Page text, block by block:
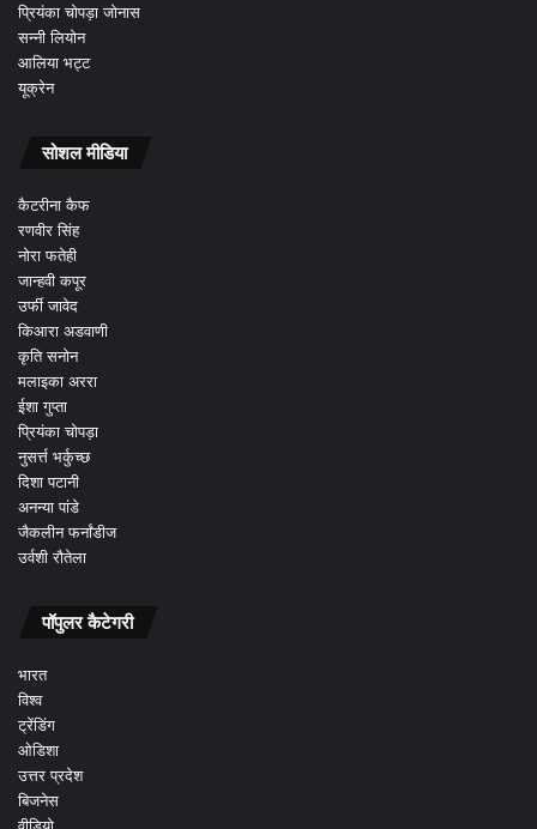
प्रियंका चोपड़ा जोनास
सन्नी लियोन
आलिया भट्ट
यूक्रेन
सोशल मीडिया
कैटरीना कैफ
रणवीर सिंह
नोरा फतेही
जान्हवी कपूर
उर्फी जावेद
किआरा अडवाणी
कृति सनोन
मलाइका अररा
ईशा गुप्ता
प्रियंका चोपड़ा
नुसर्त्त भर्कुच्छ
दिशा पटानी
अनन्या पांडे
जैकलीन फर्नांडीज
उर्वशी रौतेला
पॉपुलर कैटेगरी
भारत
विश्व
ट्रेंडिंग
ओडिशा
उत्तर प्रदेश
बिजनेस
वीडियो